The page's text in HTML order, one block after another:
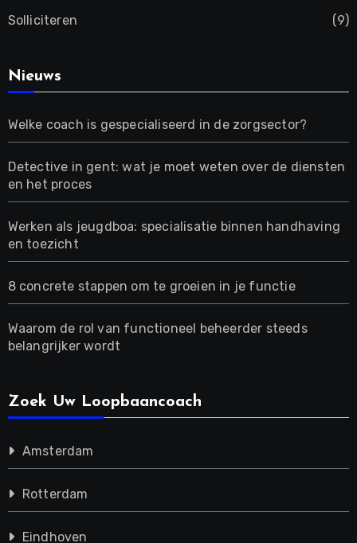
Solliciteren (9)
Nieuws
Welke coach is gespecialiseerd in de zorgsector?
Detective in gent: wat je moet weten over de diensten
en het proces
Werken als jeugdboa: specialisatie binnen handhaving
en toezicht
8 concrete stappen om te groeien in je functie
Waarom de rol van functioneel beheerder steeds
belangrijker wordt
Zoek Uw Loopbaancoach
Amsterdam
Rotterdam
Eindhoven